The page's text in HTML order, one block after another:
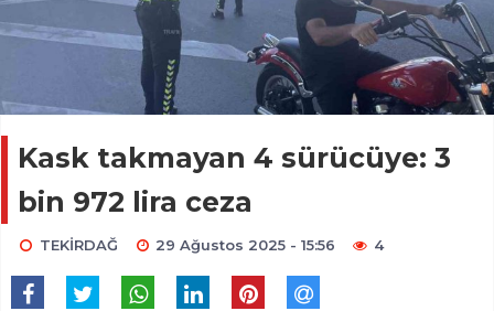
Kask takmayan 4 sürücüye: 3
bin 972 lira ceza
TEKİRDAĞ 29 Ağustos 2025 - 15:56 4